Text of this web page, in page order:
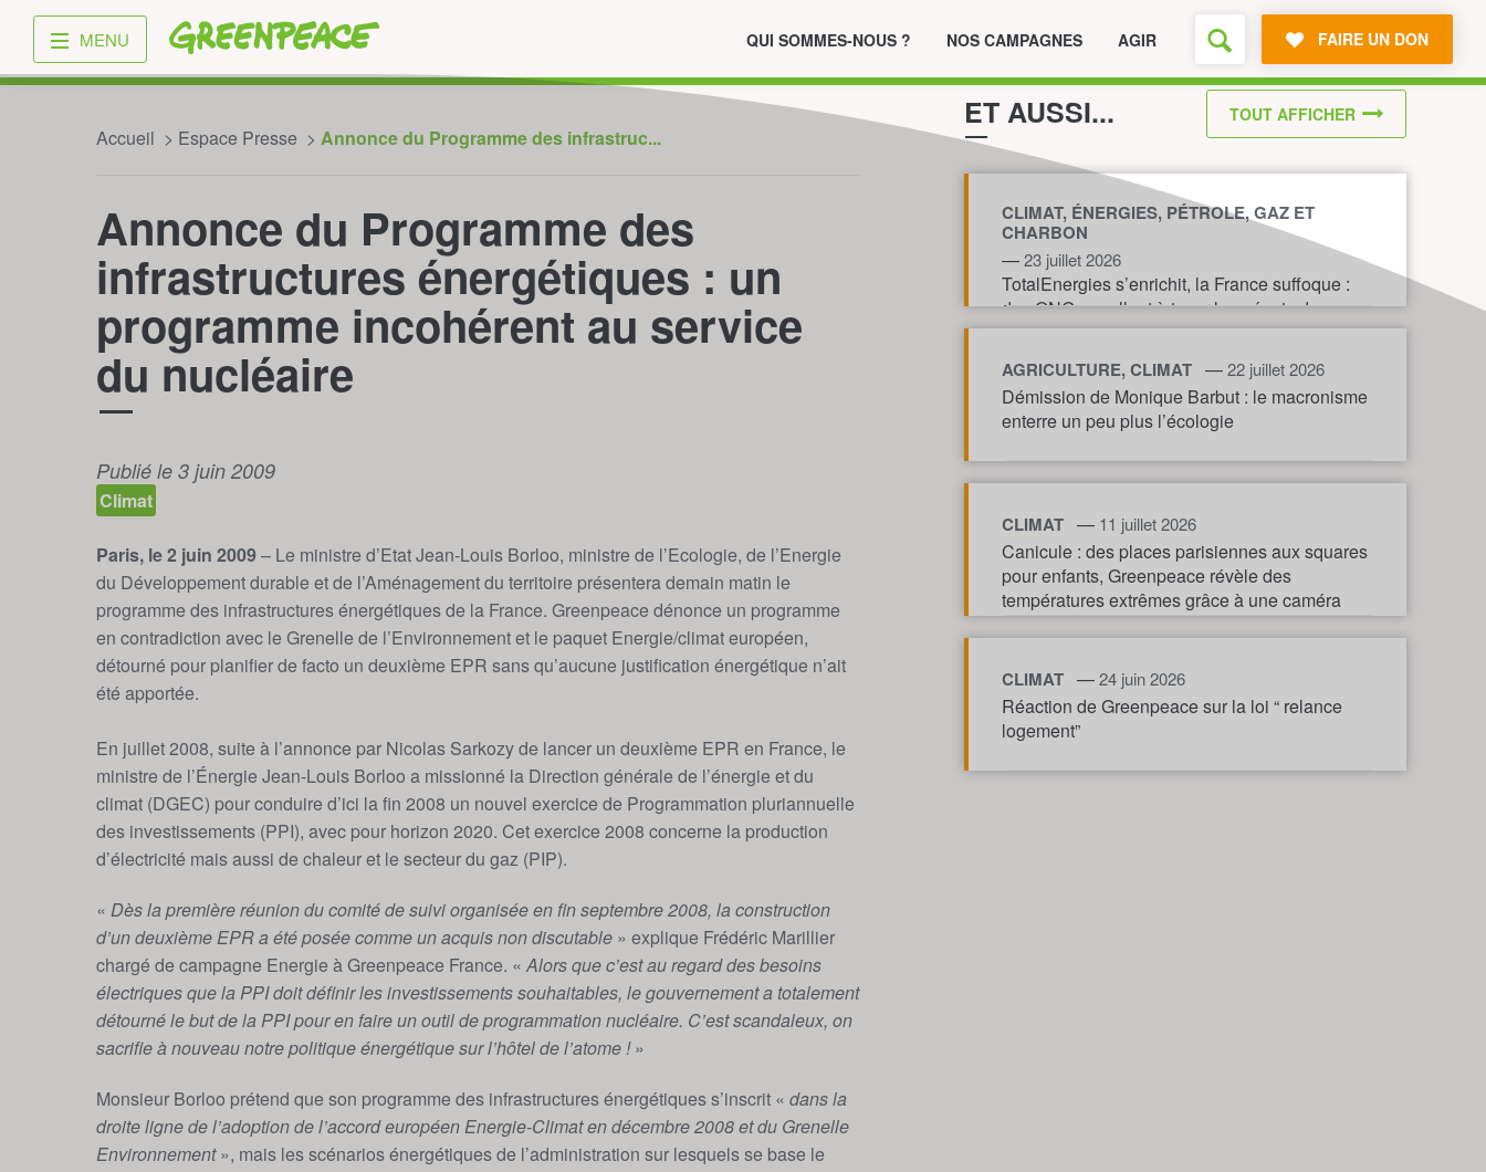
Greenpeace
MENU QUI SOMMES-NOUS ? NOS CAMPAGNES AGIR FAIRE UN DON
Accueil Espace Presse Annonce du Programme des infrastruc...
Annonce du Programme des
infrastructures énergétiques : un
programme incohérent au service
du nucléaire
Publié le 3 juin 2009
Climat
Paris, le 2 juin 2009– Le ministre d’Etat Jean-Louis Borloo, ministre de l’Ecologie, de l’Energie
du Développement durable et de l’Aménagement du territoire présentera demain matin le
programme des infrastructures énergétiques de la France. Greenpeace dénonce un programme
en contradiction avec le Grenelle de l’Environnement et le paquet Energie/climat européen,
détourné pour planifier de facto un deuxième EPR sans qu’aucune justification énergétique n’ait
été apportée.
En juillet 2008, suite à l’annonce par Nicolas Sarkozy de lancer un deuxième EPR en France, le
ministre de l’Énergie Jean-Louis Borloo a missionné la Direction générale de l’énergie et du
climat (DGEC) pour conduire d’ici la fin 2008 un nouvel exercice de Programmation pluriannuelle
des investissements (PPI), avec pour horizon 2020. Cet exercice 2008 concerne la production
d’électricité mais aussi de chaleur et le secteur du gaz (PIP).
« Dès la première réunion du comité de suivi organisée en fin septembre 2008, la construction
d’un deuxième EPR a été posée comme un acquis non discutable » explique Frédéric Marillier
chargé de campagne Energie à Greenpeace France. «Alors que c’est au regard des besoins
électriques que la PPI doit définir les investissements souhaitables, le gouvernement a totalement
détourné le but de la PPI pour en faire un outil de programmation nucléaire. C’est scandaleux, on
sacrifie à nouveau notre politique énergétique sur l’hôtel de l’atome !»
Monsieur Borloo prétend que son programme des infrastructures énergétiques s’inscrit « dans la
droite ligne de l’adoption de l’accord européen Energie-Climat en décembre 2008 et du Grenelle
Environnement», mais les scénarios énergétiques de l’administration sur lesquels se base le
ET AUSSI...
CLIMAT, ÉNERGIES, PÉTROLE, GAZ ET
CHARBON
—23 juillet 2026
TotalEnergies s’enrichit, la France suffoque :
des ONG appellent à taxer les géants du
pétrole et du gaz pour financer l’action
AGRICULTURE, CLIMAT —22 juillet 2026
Démission de Monique Barbut : le macronisme
enterre un peu plus l’écologie
CLIMAT — 11 juillet 2026
Canicule : des places parisiennes aux squares
pour enfants, Greenpeace révèle des
températures extrêmes grâce à une caméra
thermique
CLIMAT —24 juin 2026
Réaction de Greenpeace sur la loi “ relance
logement”
TOUT AFFICHER